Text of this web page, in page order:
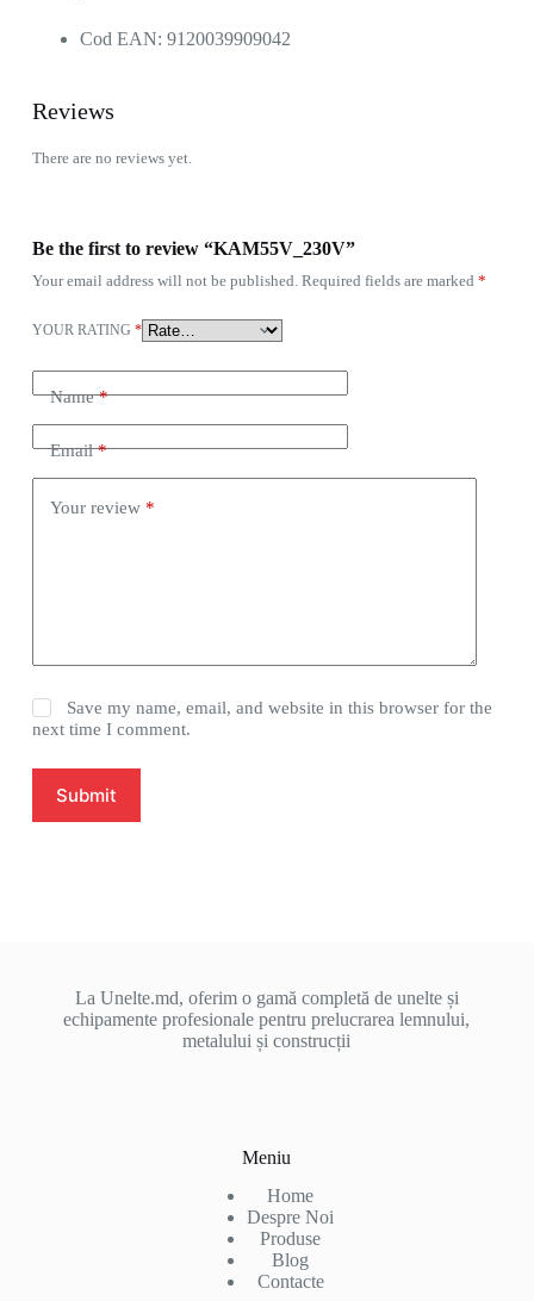
Cod EAN: 9120039909042
Reviews
There are no reviews yet.
Be the first to review “KAM55V_230V”
Your email address will not be published. Required fields are marked *
YOUR RATING *
Name*
Email*
Your review *
Save my name, email, and website in this browser for the
next time I comment.
Submit
La Unelte.md, oferim o gamă completă de unelte și
echipamente profesionale pentru prelucrarea lemnului,
metalului și construcții
Meniu
Home
Despre Noi
Produse
Blog
Contacte